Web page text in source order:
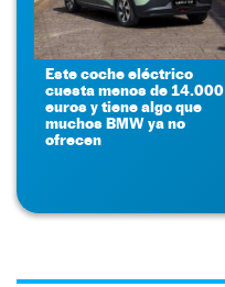
Este coche eléctrico
cuesta menos de 14.000
euros y tiene algo que
muchos BMW ya no
ofrecen